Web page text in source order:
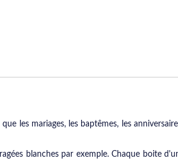
les mariages, les baptêmes, les
blanches par exemple. Chaque boite